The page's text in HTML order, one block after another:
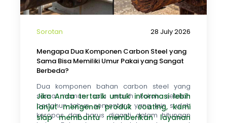
Sorotan 28 July 2026
Mengapa Dua Komponen Carbon Steel yang
Sama Bisa Memiliki Umur Pakai yang Sangat
Berbeda?
Dua komponen bahan carbon steel yang
sama namun satu masih kokoh setelah
bertahun-tahun, sementara yang lain sudah
keropos dan harus diganti dalam hitungan
Jika Anda tertarik untuk informasi lebih
lanjut mengenai produk coating, kami
siap membantu memberikan layanan